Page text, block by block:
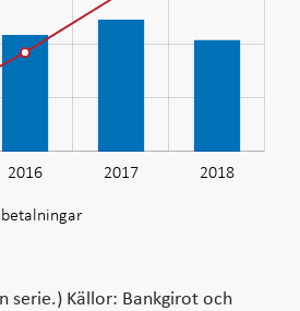
2016 2017 2018
serie.) Källor: Bankgirot och